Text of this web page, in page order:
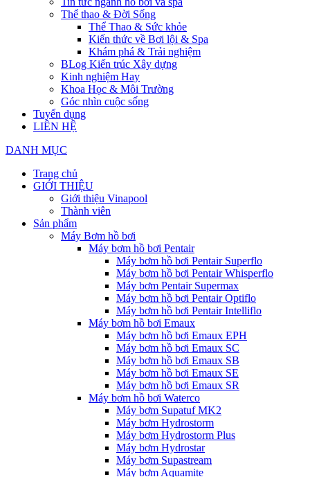
Thể thao & Đời Sống
Thể Thao & Sức khỏe
Kiến thức về Bơi lội & Spa
Khám phá & Trải nghiệm
BLog Kiến trúc Xây dựng
Kinh nghiệm Hay
Khoa Học & Môi Trường
Góc nhìn cuộc sống
Tuyển dụng
LIÊN HỆ
DANH MỤC
Trang chủ
GIỚI THIỆU
Giới thiệu Vinapool
Thành viên
Sản phẩm
Máy Bơm hồ bơi
Máy bơm hồ bơi Pentair
Máy bơm hồ bơi Pentair Superflo
Máy bơm hồ bơi Pentair Whisperflo
Máy bơm Pentair Supermax
Máy bơm hồ bơi Pentair Optiflo
Máy bơm hồ bơi Pentair Intelliflo
Máy bơm hồ bơi Emaux
Máy bơm hồ bơi Emaux EPH
Máy bơm hồ bơi Emaux SC
Máy bơm hồ bơi Emaux SB
Máy bơm hồ bơi Emaux SE
Máy bơm hồ bơi Emaux SR
Máy bơm hồ bơi Waterco
Máy bơm Supatuf MK2
Máy bơm Hydrostorm
Máy bơm Hydrostorm Plus
Máy bơm Hydrostar
Máy bơm Supastream
Máy bơm Aquamite